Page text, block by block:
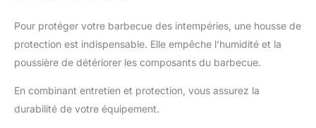
Pour protéger votre barbecue des intempéries, une housse de
protection est indispensable. Elle empêche l’humidité et la
poussière de détériorer les composants du barbecue.
En combinant entretien et protection, vous assurez la
durabilité de votre équipement.